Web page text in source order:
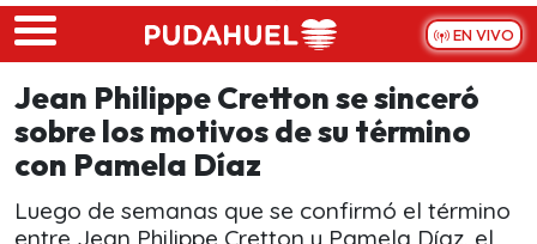
Skip to main content
EN VIVO
Jean Philippe Cretton se sinceró
sobre los motivos de su término
con Pamela Díaz
Luego de semanas que se confirmó el término
entre Jean Philippe Cretton y Pamela Díaz, el